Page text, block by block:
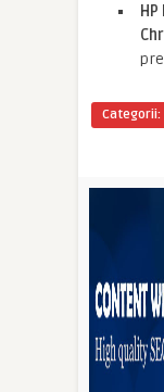
Categorii: